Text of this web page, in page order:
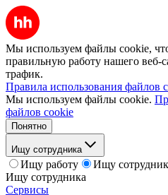
Мы используем файлы cookie,
правильную работу нашего веб-
трафик.
Правила использования файлов
Мы используем файлы cookie.
файлов cookie
Понятно
Ищу сотрудника
Ищу работу
Ищу
Ищу сотрудника
Сервисы